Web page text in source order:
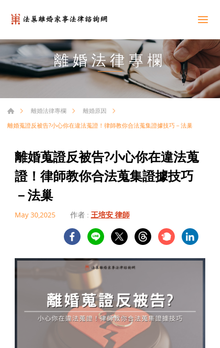
離婚法律專欄
離婚法律專欄
離婚原因
離婚蒐證反被告?小心你在違法蒐證！律師教你合法蒐集證據技巧－法巢
離婚蒐證反被告?小心你在違法蒐
證！律師教你合法蒐集證據技巧
－法巢
May 30,2025 作者 : 王培安 律師